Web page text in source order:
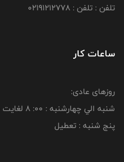
تلفن : تلفن : 02191212778
ساعات کار
روزهای عادی:
شنبه الي چهارشنبه : 00: 8 لغايت 16:00
پنج شنبه : تعطیل